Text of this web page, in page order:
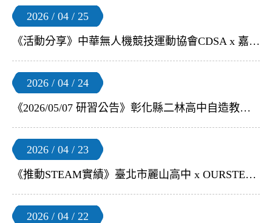
2026 / 04 / 25
《活動分享》中華無人機競技運動協會CDSA x 嘉義國立中正大學 | 【2026 FIDA 無人機足球 國際新秀培訓體驗營-中南區場】
2026 / 04 / 24
《2026/05/07 研習公告》彰化縣二林高中自造教育及科技中心 x OURSTEAM | 【Matatalab系列 x不插電編程機器人】教師研習
2026 / 04 / 23
《推動STEAM實績》臺北市麗山高中 x OURSTEAM | 【Chat Everywhere 教師研習】
2026 / 04 / 22